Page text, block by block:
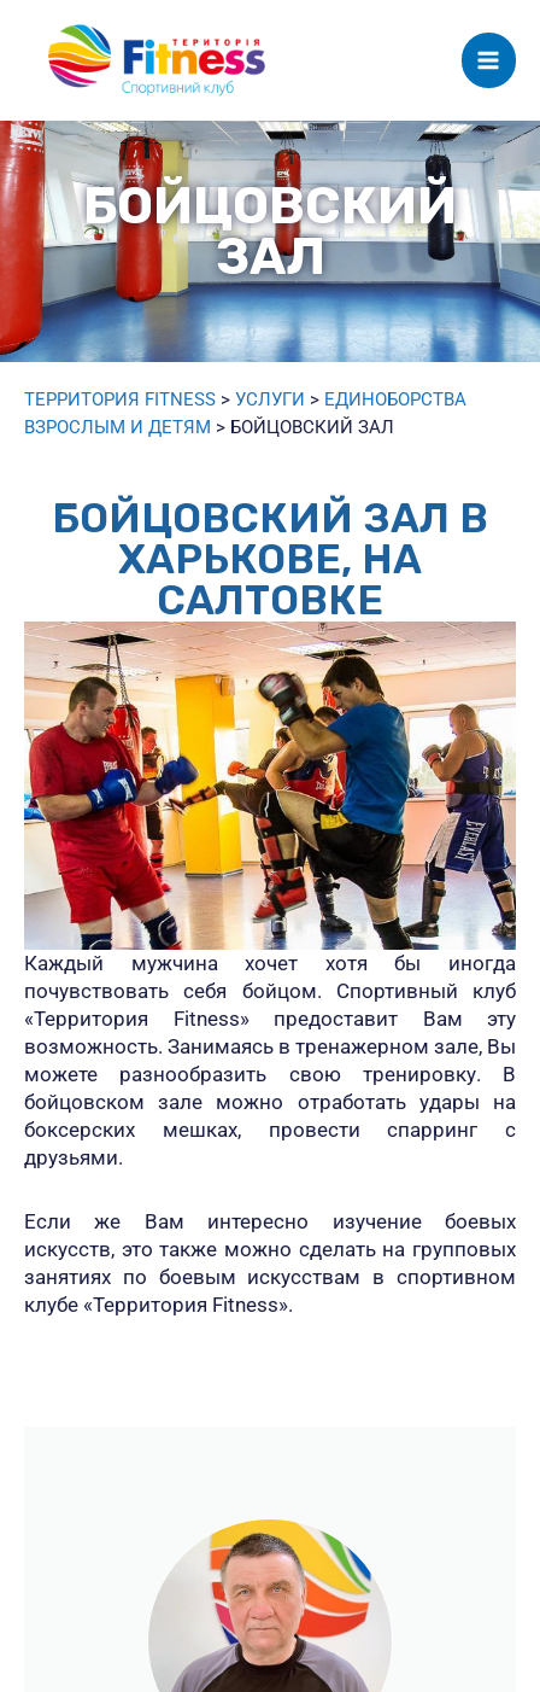
БОЙЦОВСКИЙ
ЗАЛ
ТЕРРИТОРИЯ FITNESS > УСЛУГИ > ЕДИНОБОРСТВА
ВЗРОСЛЫМ И ДЕТЯМ > БОЙЦОВСКИЙ ЗАЛ
БОЙЦОВСКИЙ ЗАЛ В
ХАРЬКОВЕ, НА
САЛТОВКЕ
Каждый мужчина хочет хотя бы иногда
почувствовать себя бойцом. Спортивный клуб
«Территория Fitness» предоставит Вам эту
возможность. Занимаясь в тренажерном зале, Вы
можете разнообразить свою тренировку. В
бойцовском зале можно отработать удары на
боксерских мешках, провести спарринг с
друзьями.
Если же Вам интересно изучение боевых
искусств, это также можно сделать на групповых
занятиях по боевым искусствам в спортивном
клубе «Территория Fitness».